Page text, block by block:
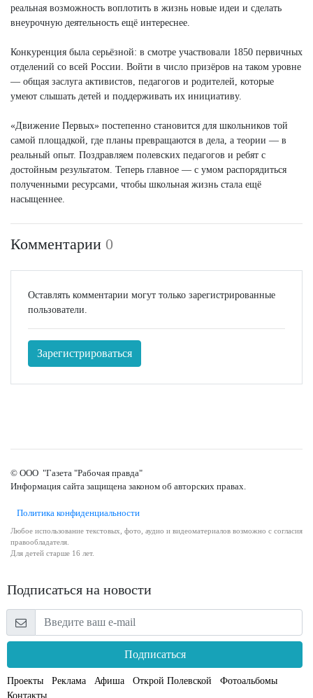
реальная возможность воплотить в жизнь новые идеи и сделать
внеурочную деятельность ещё интереснее.
Конкуренция была серьёзной: в смотре участвовали 1850 первичных
отделений со всей России. Войти в число призёров на таком уровне
— общая заслуга активистов, педагогов и родителей, которые
умеют слышать детей и поддерживать их инициативу.
«Движение Первых» постепенно становится для школьников той
самой площадкой, где планы превращаются в дела, а теории — в
реальный опыт. Поздравляем полевских педагогов и ребят с
достойным результатом. Теперь главное — с умом распорядиться
полученными ресурсами, чтобы школьная жизнь стала ещё
насыщеннее.
Комментарии 0
Оставлять комментарии могут только зарегистрированные
пользователи.
Зарегистрироваться
© ООО "Газета "Рабочая правда"
Информация сайта защищена законом об авторских правах.
Политика конфиденциальности
Любое использование текстовых, фото, аудио и видеоматериалов возможно с согласия
правообладателя.
Для детей старше 16 лет.
Подписаться на новости
Подписаться
Проекты Реклама Афиша Открой Полевской
Фотоальбомы
Контакты